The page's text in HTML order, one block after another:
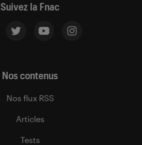
Suivez la Fnac
Nos contenus
Nos flux RSS
Articles
Tests